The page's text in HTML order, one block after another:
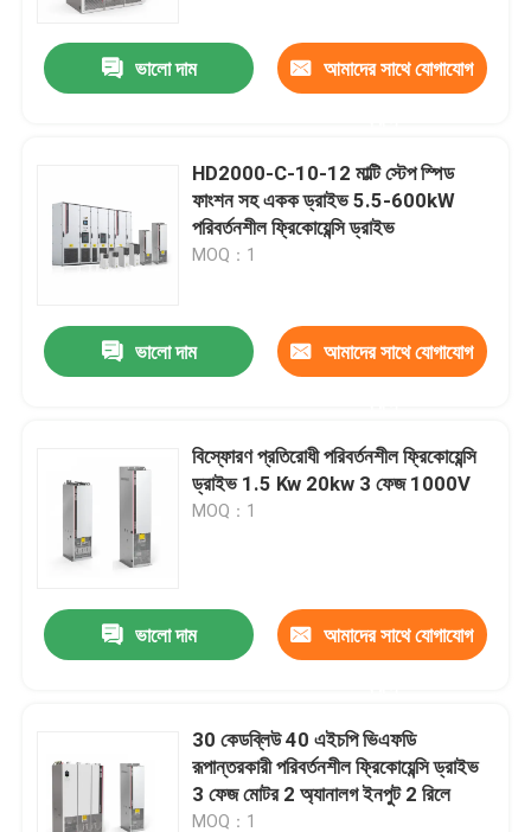
ভালো দাম আমাদের সাথে যোগাযোগ
HD2000-C-10-12 মাল্টি স্টেপ স্পিড
ফাংশন সহ একক ড্রাইভ 5.5-600kW
পরিবর্তনশীল ফ্রিকোয়েন্সি ড্রাইভ
MOQ：1
ভালো দাম আমাদের সাথে যোগাযোগ
বিস্ফোরণ প্রতিরোধী পরিবর্তনশীল ফ্রিকোয়েন্সি
ড্রাইভ 1.5 Kw 20kw 3 ফেজ 1000V
MOQ：1
ভালো দাম আমাদের সাথে যোগাযোগ
30 কেডব্লিউ 40 এইচপি ভিএফডি
রূপান্তরকারী পরিবর্তনশীল ফ্রিকোয়েন্সি ড্রাইভ
3 ফেজ মোটর 2 অ্যানালগ ইনপুট 2 রিলে
MOQ：1